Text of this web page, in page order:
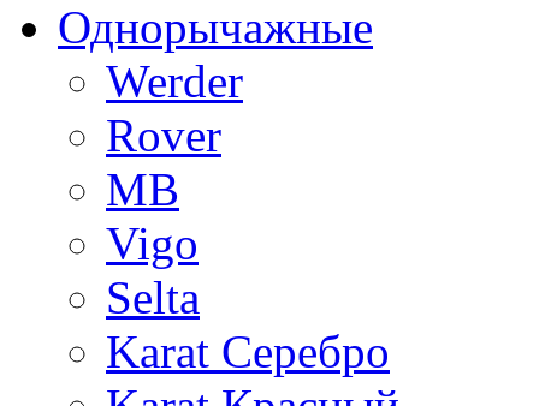
Однорычажные
Werder
Rover
MB
Vigo
Selta
Karat Серебро